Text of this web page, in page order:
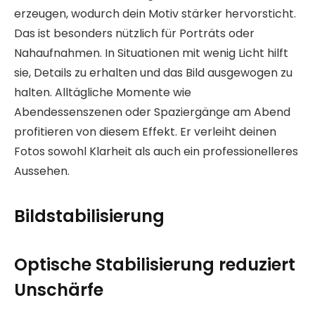
erzeugen, wodurch dein Motiv stärker hervorsticht.
Das ist besonders nützlich für Porträts oder
Nahaufnahmen. In Situationen mit wenig Licht hilft
sie, Details zu erhalten und das Bild ausgewogen zu
halten. Alltägliche Momente wie
Abendessenszenen oder Spaziergänge am Abend
profitieren von diesem Effekt. Er verleiht deinen
Fotos sowohl Klarheit als auch ein professionelleres
Aussehen.
Bildstabilisierung
Optische Stabilisierung reduziert
Unschärfe